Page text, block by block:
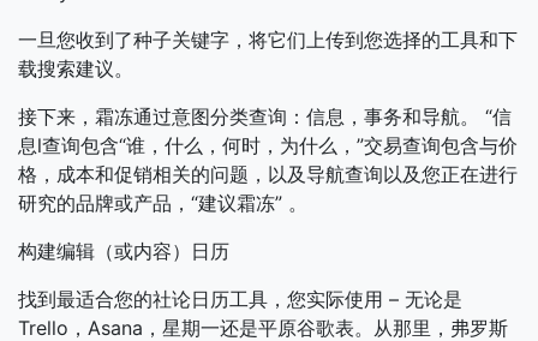
一旦您收到了种子关键字，将它们上传到您选择的工具和下
载搜索建议。
接下来，霜冻通过意图分类查询：信息，事务和导航。 “信
息l查询包含“谁，什么，何时，为什么，”交易查询包含与价
格，成本和促销相关的问题，以及导航查询以及您正在进行
研究的品牌或产品，“建议霜冻” 。
构建编辑（或内容）日历
找到最适合您的社论日历工具，您实际使用 – 无论是
Trello，Asana，星期一还是平原谷歌表。从那里，弗罗斯